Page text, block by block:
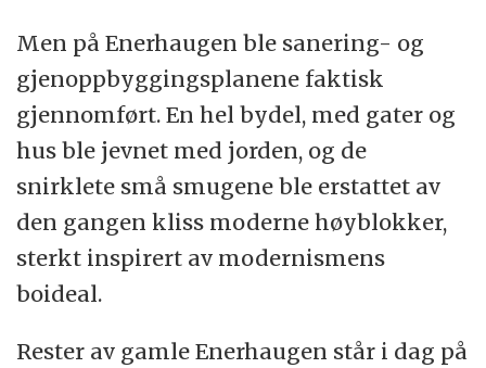
Men på Enerhaugen ble sanering- og
gjenoppbyggingsplanene faktisk
gjennomført. En hel bydel, med gater og
hus ble jevnet med jorden, og de
snirklete små smugene ble erstattet av
den gangen kliss moderne høyblokker,
sterkt inspirert av modernismens
boideal.
Rester av gamle Enerhaugen står i dag på